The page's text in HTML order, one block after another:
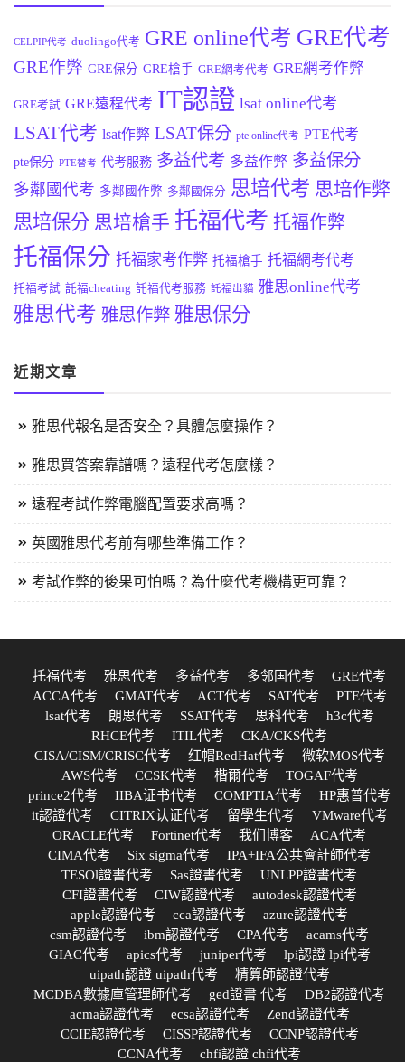
CELPIP代考 duolingo代考 GRE online代考 GRE代考
GRE作弊 GRE保分 GRE槍手 GRE網考代考 GRE網考作弊
GRE考試 GRE遠程代考 IT認證 lsat online代考
LSAT代考 lsat作弊 LSAT保分 pte online代考 PTE代考
pte保分 PTE替考 代考服務 多益代考 多益作弊 多益保分
多鄰國代考 多鄰國作弊 多鄰國保分 思培代考 思培作弊
思培保分 思培槍手 托福代考 托福作弊
托福保分 托福家考作弊 托福槍手 托福網考代考
托福考試 託福cheating 託福代考服務 託福出貓 雅思online代考
雅思代考 雅思作弊 雅思保分
近期文章
雅思代報名是否安全？具體怎麼操作？
雅思買答案靠譜嗎？遠程代考怎麼樣？
遠程考試作弊電腦配置要求高嗎？
英國雅思代考前有哪些準備工作？
考試作弊的後果可怕嗎？為什麼代考機構更可靠？
托福代考 雅思代考 多益代考 多邻国代考
GRE代考
ACCA代考
GMAT代考 ACT代考 SAT代考
PTE代考
lsat代考
朗思代考 SSAT代考 思科代考
h3c代考
RHCE代考
ITIL代考
CKA/CKS代考
CISA/CISM/CRISC代考
红帽RedHat代考
微软MOS代考
AWS代考
CCSK代考 楷爾代考
TOGAF代考
prince2代考
IIBA证书代考 COMPTIA代考
HP惠普代考
it認證代考
CITRIX认证代考 留學生代考
VMware代考
ORACLE代考
Fortinet代考 我们博客
ACA代考
CIMA代考
Six sigma代考
IPA+IFA公共會計師代考
TESOl證書代考
Sas證書代考
UNLPP證書代考
CFI證書代考
CIW認證代考
autodesk認證代考
apple認證代考
cca認證代考
azure認證代考
csm認證代考
ibm認證代考 CPA代考
acams代考
GIAC代考
apics代考 juniper代考
lpi認證 lpi代考
uipath認證 uipath代考
精算師認證代考
MCDBA數據庫管理師代考
ged證書 代考
DB2認證代考
acma認證代考
ecsa認證代考
Zend認證代考
CCIE認證代考
CISSP認證代考
CCNP認證代考
CCNA代考
chfi認證 chfi代考